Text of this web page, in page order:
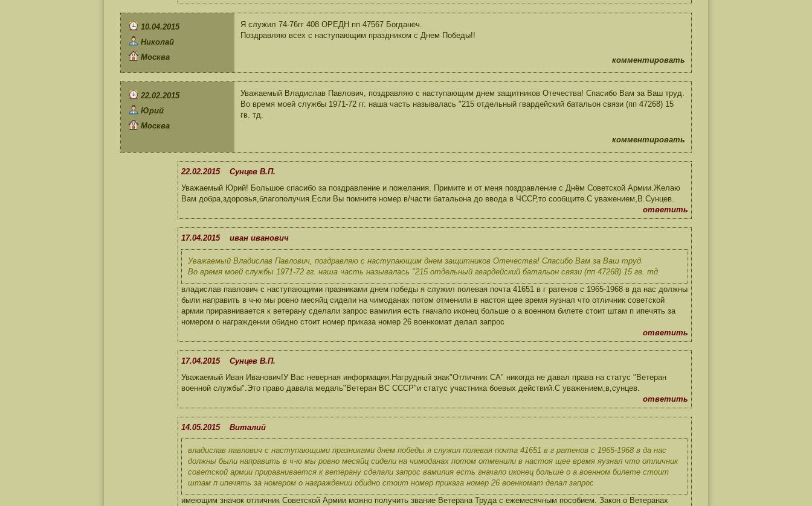
10.04.2015
Николай
Москва
Я служил 74-76гг 408 ОРЕДН пп 47567 Богданеч.
Поздравляю всех с наступающим праздником с Днем Победы!!
комментировать
22.02.2015
Юрий
Москва
Уважаемый Владислав Павлович, поздравляю с наступающим днем защитников Отечества! Спасибо Вам за Ваш труд.
Во время моей службы 1971-72 гг. наша часть называлась "215 отдельный гвардейский батальон связи (пп 47268) 15
гв. тд.
комментировать
22.02.2015 Сунцев В.П.
Уважаемый Юрий! Большое спасибо за поздравление и пожелания. Примите и от меня поздравление с Днём Советской Армии.Желаю
Вам добра,здоровья,благополучия.Если Вы помните номер в/части батальона до ввода в ЧССР,то сообщите.С уважением,В.Сунцев.
ответить
17.04.2015 иван иванович
Уважаемый Владислав Павлович, поздравляю с наступающим днем защитников Отечества! Спасибо Вам за Ваш труд.
Во время моей службы 1971-72 гг. наша часть называлась "215 отдельный гвардейский батальон связи (пп 47268) 15 гв. тд.
владислав павлович с наступающими празниками днем победы я служил полевая почта 41651 в г ратенов с 1965-1968 в да нас должны
были направить в ч-ю мы ровно месяйц сидели на чимоданах потом отменили в настоя щее время яузнал что отличник советской
армии приравнивается к ветерану сделали запрос вамилия есть гначало иконец больше о а военном билете стоит штам п ипечять за
номером о награждении обидно стоит номер приказа номер 26 военкомат делал запрос
ответить
17.04.2015 Сунцев В.П.
Уважаемый Иван Иванович!У Вас неверная информация.Нагрудный знак"Отличник СА" никогда не давал права на статус "Ветеран
военной службы".Это право давала медаль"Ветеран ВС СССР"и статус участника боевых действий.С уважением,в,сунцев.
ответить
14.05.2015 Виталий
владислав павлович с наступающими празниками днем победы я служил полевая почта 41651 в г ратенов с 1965-1968 в да нас
должны были направить в ч-ю мы ровно месяйц сидели на чимоданах потом отменили в настоя щее время яузнал что отличник
советской армии приравнивается к ветерану сделали запрос вамилия есть гначало иконец больше о а военном билете стоит
штам п ипечять за номером о награждении обидно стоит номер приказа номер 26 военкомат делал запрос
имеющим значок отличник Советской Армии можно получить звание Ветерана Труда с ежемесячным пособием. Закон о Ветеранах